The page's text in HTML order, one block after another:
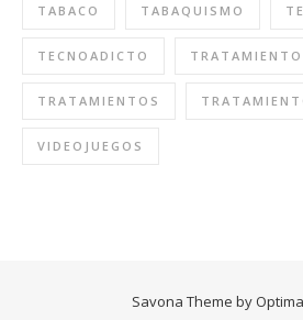
TABACO TABAQUISMO
TECNOADICTO TRATAMIENTO
TRATAMIENTOS
VIDEOJUEGOS
Savona Theme by